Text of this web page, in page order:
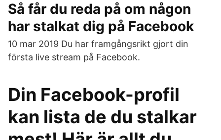
Så får du reda på om någon
har stalkat dig på Facebook
10 mar 2019 Du har framgångsrikt gjort din
första live stream på Facebook.
Din Facebook-profil
kan lista de du stalkar